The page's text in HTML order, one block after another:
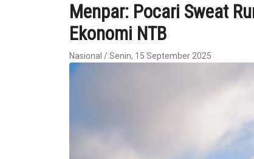
Menpar: Pocari Sweat
Ekonomi NTB
Nasional / Senin, 15 September 2025